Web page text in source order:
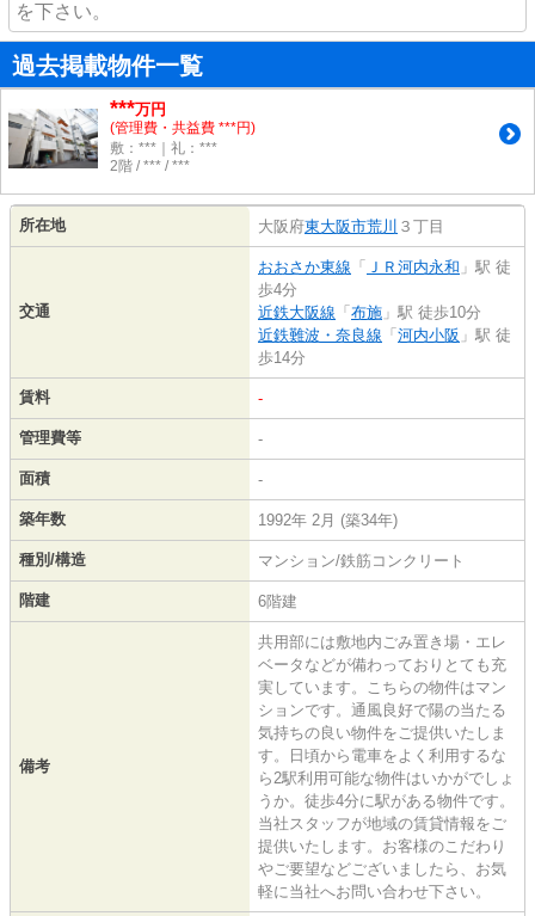
を下さい。
過去掲載物件一覧
***万円
(管理費・共益費 ***円)
敷：***｜礼：***
2階 / *** / ***
所在地 大阪府東大阪市荒川 ３丁目
交通
おおさか東線 「 ＪＲ河内永和 」駅 徒
歩4分
近鉄大阪線 「 布施 」駅 徒歩10分
近鉄難波・奈良線 「 河内小阪 」駅 徒
歩14分
賃料 -
管理費等 -
面積 -
築年数 1992年 2月 (築34年)
種別/構造 マンション/鉄筋コンクリート
階建 6階建
備考
共用部には敷地内ごみ置き場・エレ
ベータなどが備わっておりとても充
実しています。こちらの物件はマン
ションです。通風良好で陽の当たる
気持ちの良い物件をご提供いたしま
す。日頃から電車をよく利用するな
ら2駅利用可能な物件はいかがでしょ
うか。徒歩4分に駅がある物件です。
当社スタッフが地域の賃貸情報をご
提供いたします。お客様のこだわり
やご要望などございましたら、お気
軽に当社へお問い合わせ下さい。